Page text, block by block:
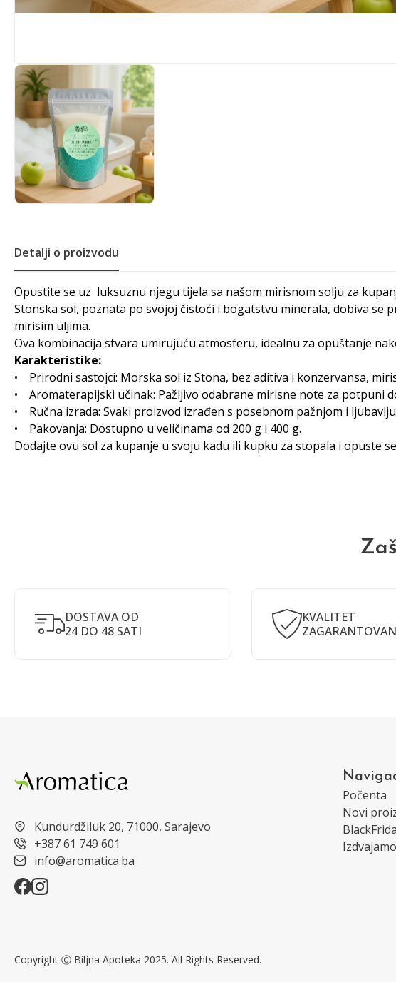
Detalji o proizvodu
Opustite se uz luksuznu njegu tijela sa našom mirisnom solju za
Stonska sol, poznata po svojoj čistoći i bogatstvu minerala, dobiva
mirisim uljima.
Ova kombinacija stvara umirujuću atmosferu, idealnu za opuštanje
Karakteristike:
• Prirodni sastojci: Morska sol iz Stona, bez aditiva i konzervansa,
• Aromaterapijski učinak: Pažljivo odabrane mirisne note za potpuni
• Ručna izrada: Svaki proizvod izrađen s posebnom pažnjom i
• Pakovanja: Dostupno u veličinama od 200 g i 400 g.
Dodajte ovu sol za kupanje u svoju kadu ili kupku za stopala i opuste
DOSTAVA OD
24 DO 48 SATI
KVALITET
ZAGARANTOVAN
Kundurdžiluk 20, 71000, Sarajevo
+387 61 749 601
info@aromatica.ba
Počenta
Novi
Izdvajamo
Copyright Ⓒ Biljna Apoteka 2025. All Rights Reserved.